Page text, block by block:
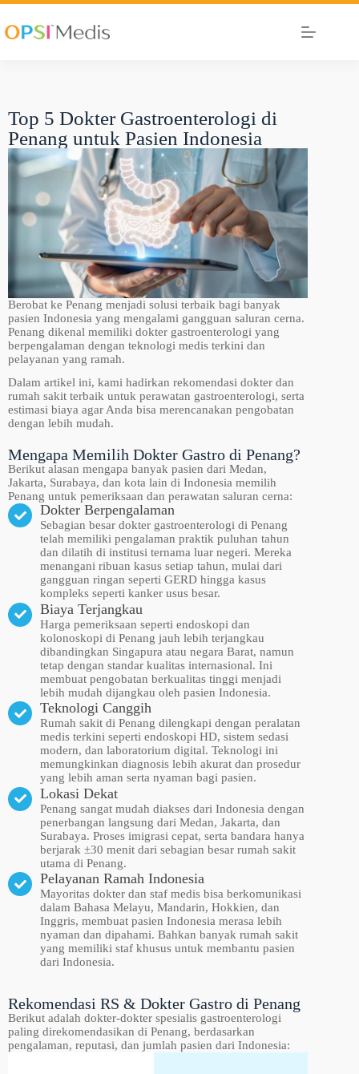
Top 5 Dokter Gastroenterologi di
Penang untuk Pasien Indonesia
Berobat ke Penang menjadi solusi terbaik bagi banyak
pasien Indonesia yang mengalami gangguan saluran cerna.
Penang dikenal memiliki dokter gastroenterologi yang
berpengalaman dengan teknologi medis terkini dan
pelayanan yang ramah.
Dalam artikel ini, kami hadirkan rekomendasi dokter dan
rumah sakit terbaik untuk perawatan gastroenterologi, serta
estimasi biaya agar Anda bisa merencanakan pengobatan
dengan lebih mudah.
Mengapa Memilih Dokter Gastro di Penang?
Berikut alasan mengapa banyak pasien dari Medan,
Jakarta, Surabaya, dan kota lain di Indonesia memilih
Penang untuk pemeriksaan dan perawatan saluran cerna:
Dokter Berpengalaman
Sebagian besar dokter gastroenterologi di Penang
telah memiliki pengalaman praktik puluhan tahun
dan dilatih di institusi ternama luar negeri. Mereka
menangani ribuan kasus setiap tahun, mulai dari
gangguan ringan seperti GERD hingga kasus
kompleks seperti kanker usus besar.
Biaya Terjangkau
Harga pemeriksaan seperti endoskopi dan
kolonoskopi di Penang jauh lebih terjangkau
dibandingkan Singapura atau negara Barat, namun
tetap dengan standar kualitas internasional. Ini
membuat pengobatan berkualitas tinggi menjadi
lebih mudah dijangkau oleh pasien Indonesia.
Teknologi Canggih
Rumah sakit di Penang dilengkapi dengan peralatan
medis terkini seperti endoskopi HD, sistem sedasi
modern, dan laboratorium digital. Teknologi ini
memungkinkan diagnosis lebih akurat dan prosedur
yang lebih aman serta nyaman bagi pasien.
Lokasi Dekat
Penang sangat mudah diakses dari Indonesia dengan
penerbangan langsung dari Medan, Jakarta, dan
Surabaya. Proses imigrasi cepat, serta bandara hanya
berjarak ±30 menit dari sebagian besar rumah sakit
utama di Penang.
Pelayanan Ramah Indonesia
Mayoritas dokter dan staf medis bisa berkomunikasi
dalam Bahasa Melayu, Mandarin, Hokkien, dan
Inggris, membuat pasien Indonesia merasa lebih
nyaman dan dipahami. Bahkan banyak rumah sakit
yang memiliki staf khusus untuk membantu pasien
dari Indonesia.
Rekomendasi RS & Dokter Gastro di Penang
Berikut adalah dokter-dokter spesialis gastroenterologi
paling direkomendasikan di Penang, berdasarkan
pengalaman, reputasi, dan jumlah pasien dari Indonesia: